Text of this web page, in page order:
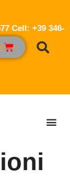
Cell: +39 346-
€